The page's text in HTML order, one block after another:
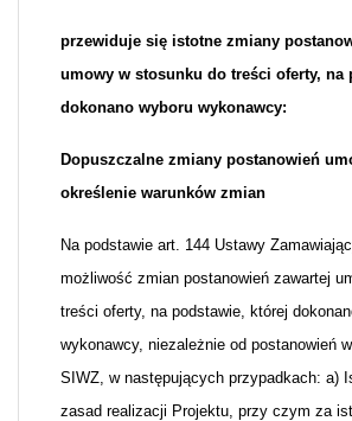
przewiduje się istotne zmiany
umowy w stosunku do treści oferty, na
dokonano wyboru wykonawcy:
Dopuszczalne zmiany postanowień
określenie warunków zmian
Na podstawie art. 144 Ustawy
możliwość zmian postanowień zawartej
treści oferty, na podstawie, której
wykonawcy, niezależnie od postanowień
SIWZ, w następujących przypadkach: a)
zasad realizacji Projektu, przy czym za